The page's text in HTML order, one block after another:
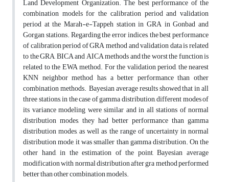
Land Development Organization. The best performance of the
combination models for the calibration period and validation
period at the Marah-e-Tappeh station in GRA in Gonbad and
Gorgan stations. Regarding the error indices, the best performance
of calibration period of GRA method and validation data is related
to the GRA, BICA and AICA methods and the worst the function is
related to the EWA method. For the validation period, the nearest
KNN neighbor method has a better performance than other
combination methods. Bayesian average results showed that in all
three stations, in the case of gamma distribution, different modes of
its variance modeling were similar and in all stations of normal
distribution modes, they had better performance than gamma
distribution modes, as well as the range of uncertainty in normal
distribution mode, it was smaller than gamma distribution. On the
other hand, in the estimation of the point, Bayesian average
modification with normal distribution after gra method performed
better than other combination models.